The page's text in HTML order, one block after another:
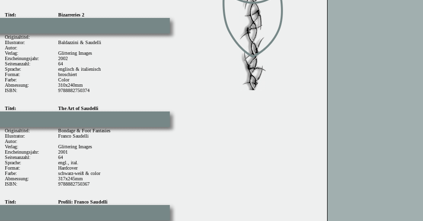
Titel: Bizarreries 2
Originaltitel:
Illustrator:
Autor:
Verlag:
Baldazzini & Saudelli
Glittering Images
Erscheinungsjahr:
Seitenanzahl:
Sprache:
Format:
Farbe:
Abmessung:
ISBN:
2002
64
englisch & italienisch
broschiert
Color
310x240mm
9788882750374
Titel: The Art of Saudelli
Originaltitel:
Illustrator:
Autor:
Verlag:
Bondage & Foot Fantasies
Franco Saudelli
Glittering Images
Erscheinungsjahr:
Seitenanzahl:
Sprache:
Format:
Farbe:
Abmessung:
ISBN:
2001
64
engl., ital.
Hardcover
schwarz-weiß & color
317x245mm
9788882750367
Titel: Profili: Franco Saudelli